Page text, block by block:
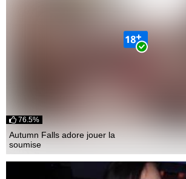
Autumn Falls adore jouer la
soumise
76.5%